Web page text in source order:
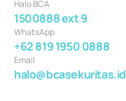
Halo BCA
1500888 ext 9
WhatsApp
+62 819 1950 0888
Email
halo@bcasekuritas.id